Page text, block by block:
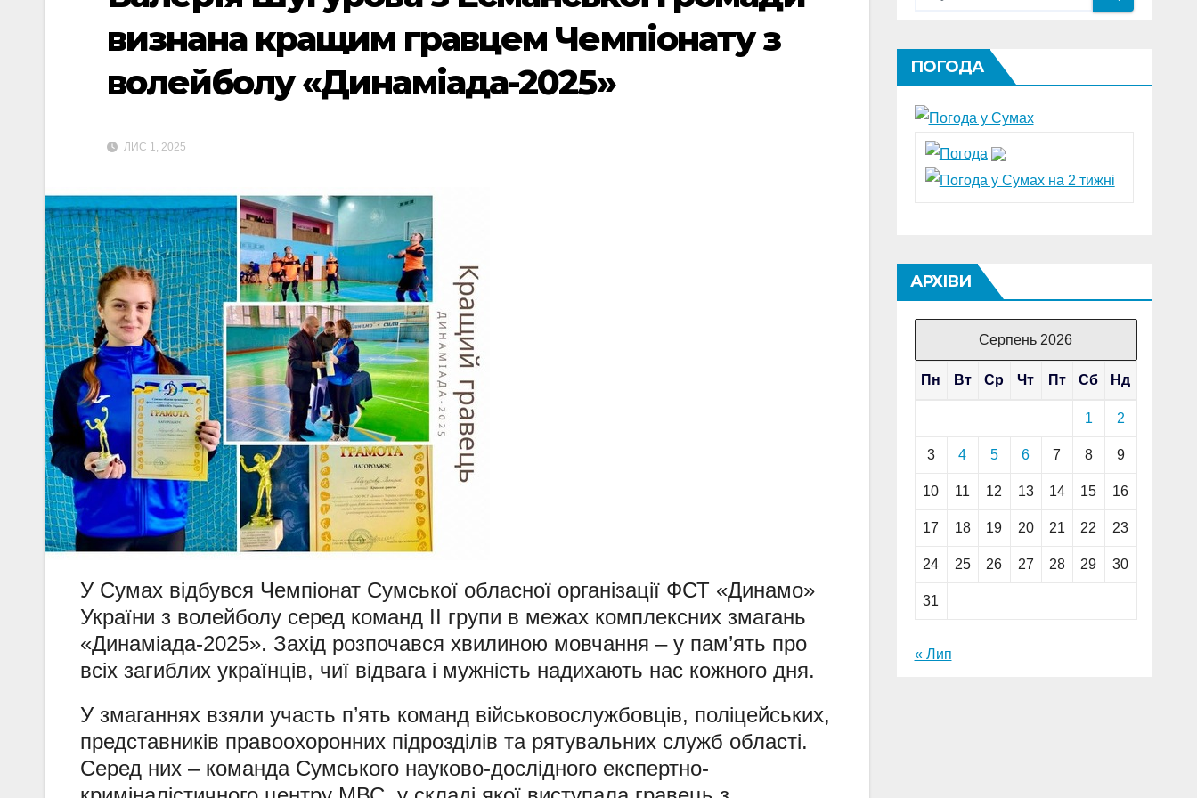
визнана кращим гравцем Чемпіонату з
волейболу «Динаміада-2025»
ЛИС 1, 2025
У Сумах відбувся Чемпіонат Сумської обласної організації ФСТ «Динамо»
України з волейболу серед команд ІІ групи в межах комплексних змагань
«Динаміада-2025». Захід розпочався хвилиною мовчання – у пам’ять про
всіх загиблих українців, чиї відвага і мужність надихають нас кожного дня.
У змаганнях взяли участь п’ять команд військовослужбовців, поліцейських,
представників правоохоронних підрозділів та рятувальних служб області.
Серед них – команда Сумського науково-дослідного експертно-
ПОГОДА
АРХІВИ
Серпень 2026
Пн Вт Ср Чт Пт Сб Нд
1 2
3 4 5 6 7 8 9
10 11 12 13 14 15 16
17 18 19 20 21 22 23
24 25 26 27 28 29 30
31
« Лип